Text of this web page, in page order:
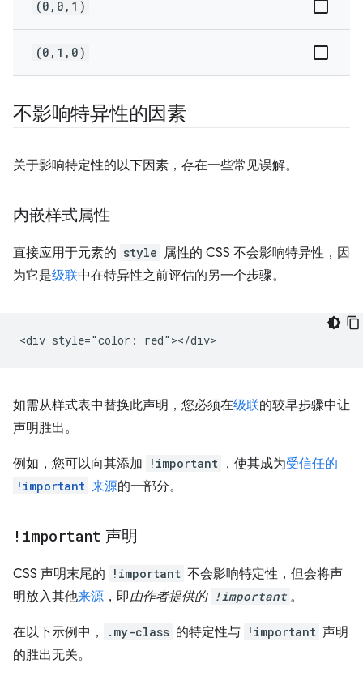
(0,0,1)
(0,1,0)
不影响特异性的因素
关于影响特定性的以下因素，存在一些常见误解。
内嵌样式属性
直接应用于元素的 style 属性的 CSS 不会影响特异性，因
为它是级联中在特异性之前评估的另一个步骤。
如需从样式表中替换此声明，您必须在级联的较早步骤中让
声明胜出。
例如，您可以向其添加 !important ，使其成为受信任的
!important 来源的一部分。
!important 声明
CSS 声明末尾的 !important 不会影响特定性，但会将声
明放入其他来源 ，即由作者提供的 !important 。
在以下示例中， .my-class 的特定性与 !important 声明
的胜出无关。